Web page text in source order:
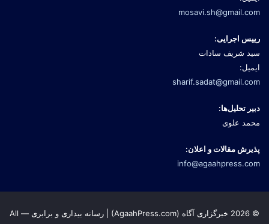
mosavi.sh@gmail.com
رییس اجرایی:
سید شریف سادات
ایمیل:
sharif.sadat@gmail.com
دبیر تحلیل‌ها:
محمد علوی
پذیرش مقالات و اعلان:
info@agaahpress.com
© 2026 خبرگزاری آگاه (AgaahPress.com) | رسانه بیداری و برابری — All